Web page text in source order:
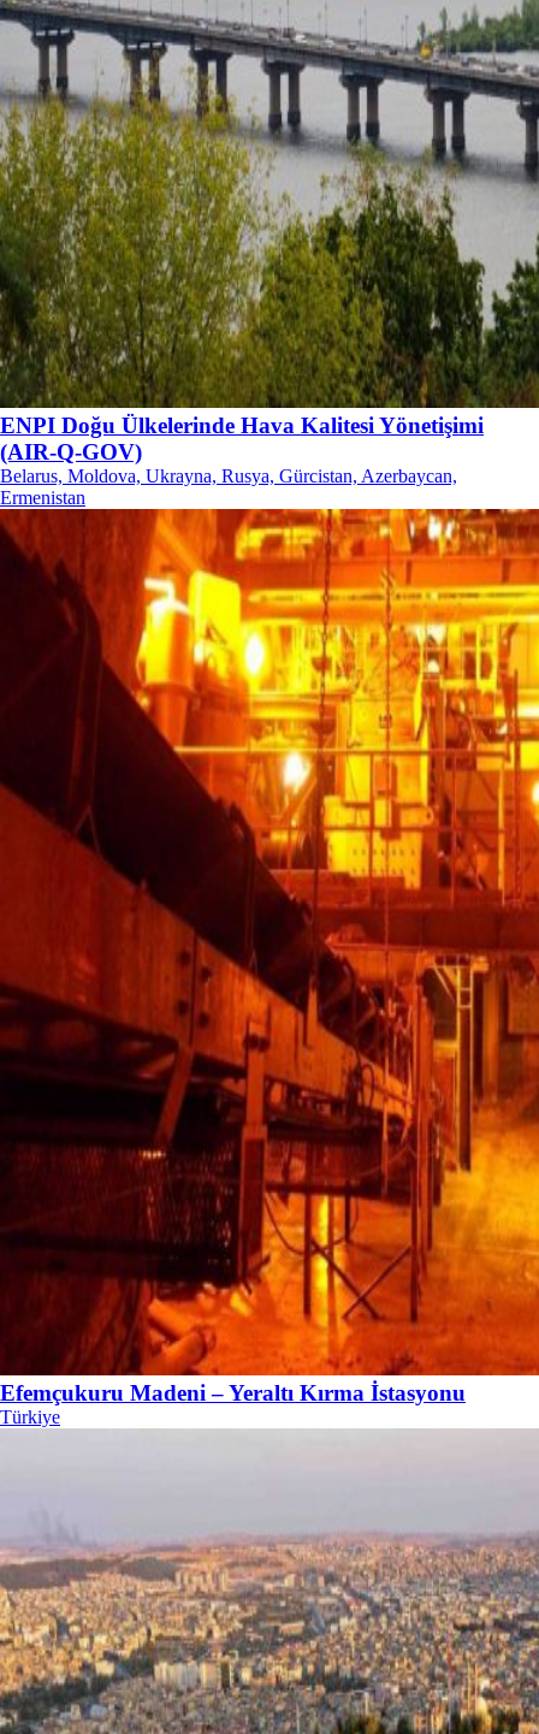
ENPI Doğu Ülkelerinde Hava Kalitesi Yönetişimi
(AIR-Q-GOV)
Belarus, Moldova, Ukrayna, Rusya, Gürcistan, Azerbaycan,
Ermenistan
Efemçukuru Madeni – Yeraltı Kırma İstasyonu
Türkiye